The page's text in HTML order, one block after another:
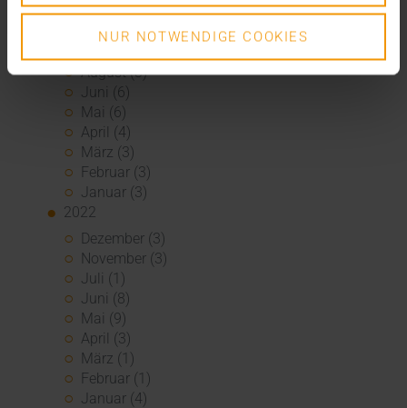
NUR NOTWENDIGE COOKIES
Dezember (5)
November (6)
August (3)
Juni (6)
Mai (6)
April (4)
März (3)
Februar (3)
Januar (3)
2022
Dezember (3)
November (3)
Juli (1)
Juni (8)
Mai (9)
April (3)
März (1)
Februar (1)
Januar (4)